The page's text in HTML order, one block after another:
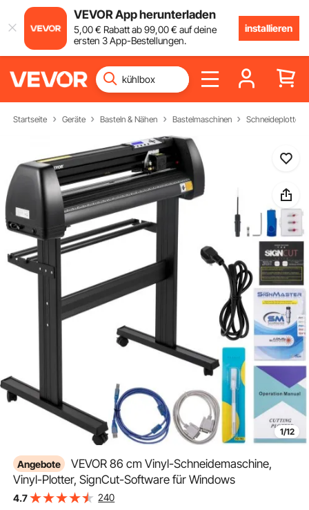
VEVOR App herunterladen
5,00€ Rabatt ab99,00€ auf deine
ersten 3 App-Bestellungen.
installieren
Startseite Geräte Basteln & Nähen Bastelmaschinen Schneideplotter
1/12
Angebote
VEVOR 86 cm Vinyl-Schneidemaschine,
Vinyl-Plotter, SignCut-Software für Windows
4.7 240